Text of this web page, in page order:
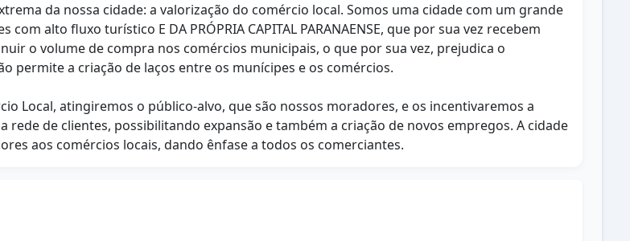
da nossa cidade: a valorização do comércio local. Somos uma cidade com um grande
alto fluxo turístico E DA PRÓPRIA CAPITAL PARANAENSE, que por sua vez recebem
o volume de compra nos comércios municipais, o que por sua vez, prejudica o
permite a criação de laços entre os munícipes e os comércios.
Local, atingiremos o público-alvo, que são nossos moradores, e os incentivaremos a
de clientes, possibilitando expansão e também a criação de novos empregos. A cidade
aos comércios locais, dando ênfase a todos os comerciantes.